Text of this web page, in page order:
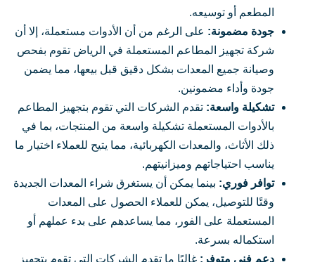
المطعم أو توسيعه.
جودة مضمونة:على الرغم من أن الأدوات مستعملة، إلا أن
شركة تجهيز المطاعم المستعملة في الرياض تقوم بفحص
وصيانة جميع المعدات بشكل دقيق قبل بيعها، مما يضمن
جودة وأداء مضمونين.
تشكيلة واسعة:تقدم الشركات التي تقوم بتجهيز المطاعم
بالأدوات المستعملة تشكيلة واسعة من المنتجات، بما في
ذلك الأثاث، والمعدات الكهربائية، مما يتيح للعملاء اختيار ما
يناسب احتياجاتهم وميزانيتهم.
توافر فوري:بينما يمكن أن يستغرق شراء المعدات الجديدة
وقتًا للتوصيل، يمكن للعملاء الحصول على المعدات
المستعملة على الفور، مما يساعدهم على بدء عملهم أو
استكماله بسرعة.
دعم فني متوفر: غالبًا ما تقدم الشركات التي تقوم بتجهيز